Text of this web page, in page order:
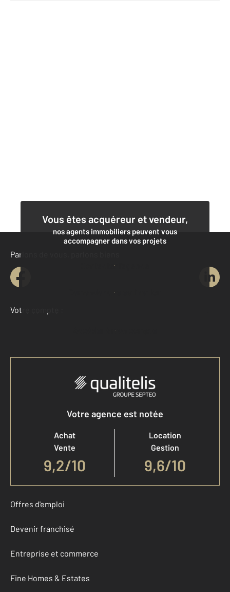
Vous êtes acquéreur et vendeur,
nos agents immobiliers peuvent vous
accompagner dans vos projets
Contacter l'agence
Demander une estimation
Parlons de vous, parlons biens
Votre compte :
Accéder à mon compte
Votre agence est notée
Achat
Vente
9,2/10
Location
Gestion
9,6/10
Offres d'emploi
Devenir franchisé
Entreprise et commerce
Fine Homes & Estates